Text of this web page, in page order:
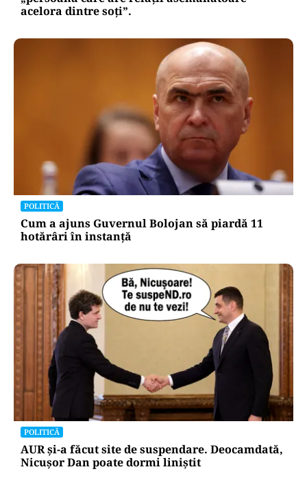
acelora dintre soți”.
POLITICĂ
Cum a ajuns Guvernul Bolojan să piardă 11
hotărâri în instanță
POLITICĂ
AUR și-a făcut site de suspendare. Deocamdată,
Nicușor Dan poate dormi liniștit